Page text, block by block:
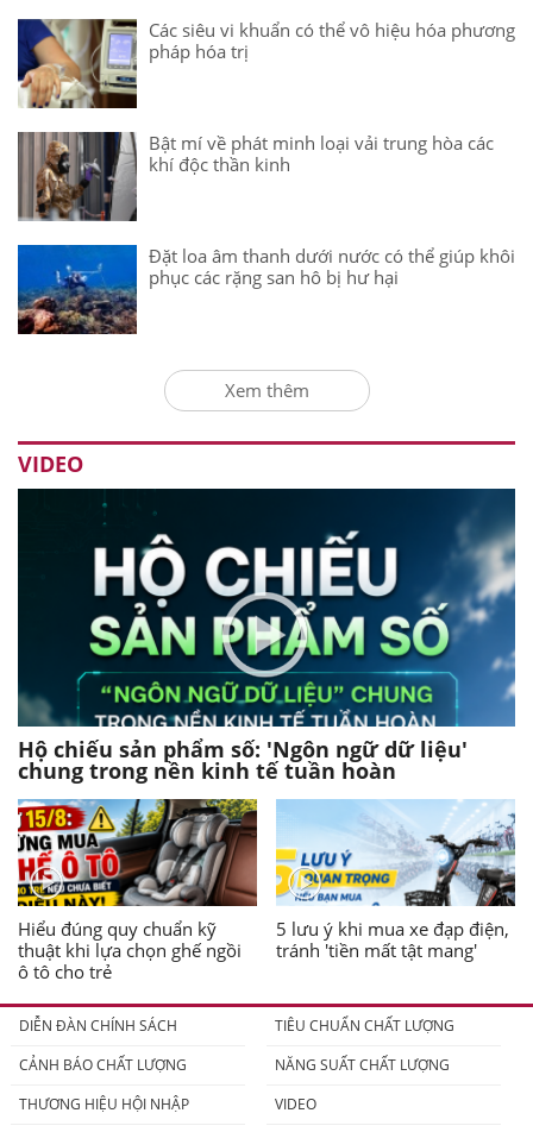
Các siêu vi khuẩn có thể vô hiệu hóa phương
pháp hóa trị
Bật mí về phát minh loại vải trung hòa các
khí độc thần kinh
Đặt loa âm thanh dưới nước có thể giúp khôi
phục các rặng san hô bị hư hại
Xem thêm
VIDEO
Hộ chiếu sản phẩm số: 'Ngôn ngữ dữ liệu'
chung trong nền kinh tế tuần hoàn
Hiểu đúng quy chuẩn kỹ
thuật khi lựa chọn ghế ngồi
ô tô cho trẻ
5 lưu ý khi mua xe đạp điện,
tránh 'tiền mất tật mang'
DIỄN ĐÀN CHÍNH SÁCH
TIÊU CHUẨN CHẤT LƯỢNG
CẢNH BÁO CHẤT LƯỢNG
NĂNG SUẤT CHẤT LƯỢNG
THƯƠNG HIỆU HỘI NHẬP
VIDEO